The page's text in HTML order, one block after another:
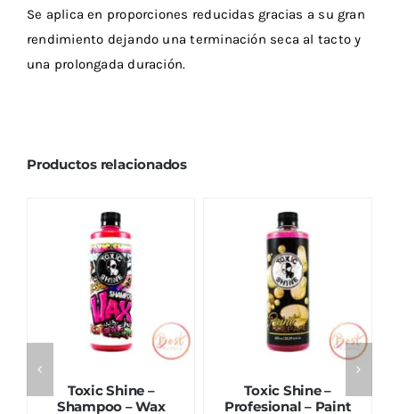
Se aplica en proporciones reducidas gracias a su gran
rendimiento dejando una terminación seca al tacto y
una prolongada duración.
Productos relacionados
Toxic Shine –
Shampoo – Wax
Toxic Shine –
Profesional – Paint